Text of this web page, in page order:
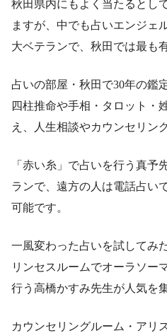
秋田県内にもよく当たるとし
ますが、中でも占いエンジェ
大ベテランで、秋田では最も
占いの部屋・秋田で30年の鑑
四柱推命や手相・タロット・
え、人生相談やカウンセリン
「赤い糸」で占いを行う真予
ランで、遠方の人は電話占い
可能です。
一風変わった占いを試してみ
リンセスルームでオーラソー
行う高橋かすみ先生が人気を
カウンセリングルーム・アリ